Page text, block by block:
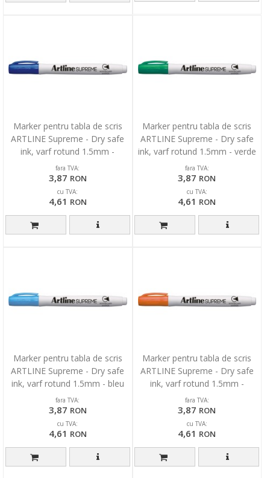
Marker pentru tabla de scris
ARTLINE Supreme - Dry safe
ink, varf rotund 1.5mm -
albastru
fara TVA:
3,87 RON
cu TVA:
4,61 RON
Marker pentru tabla de scris
ARTLINE Supreme - Dry safe
ink, varf rotund 1.5mm - verde
fara TVA:
3,87 RON
cu TVA:
4,61 RON
Marker pentru tabla de scris
ARTLINE Supreme - Dry safe
ink, varf rotund 1.5mm - bleu
fara TVA:
3,87 RON
cu TVA:
4,61 RON
Marker pentru tabla de scris
ARTLINE Supreme - Dry safe
ink, varf rotund 1.5mm -
portocaliu
fara TVA:
3,87 RON
cu TVA:
4,61 RON